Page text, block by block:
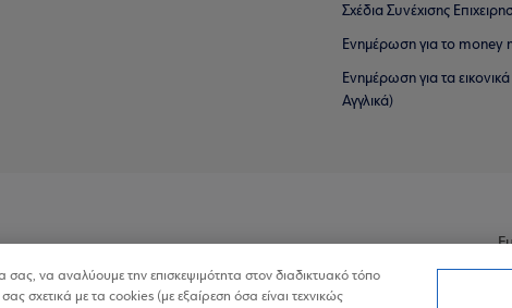
Σχέδια Συνέχισης
Ενημέρωση για το money
Ενημέρωση για τα
Αγγλικά)
να αναλύουμε την επισκεψιμότητα στον διαδικτυακό τόπο
σχετικά με τα cookies (με εξαίρεση όσα είναι τεχνικώς